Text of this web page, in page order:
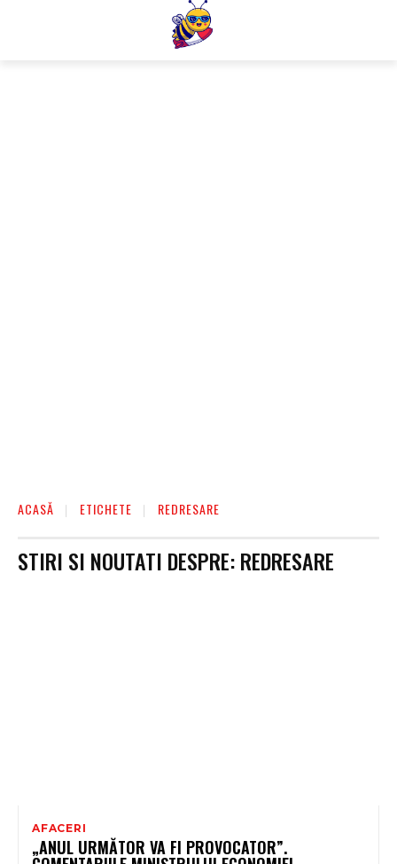
ACASĂ ETICHETE REDRESARE
STIRI SI NOUTATI DESPRE:REDRESARE
AFACERI
„ANUL URMĂTOR VA FI PROVOCATOR”.